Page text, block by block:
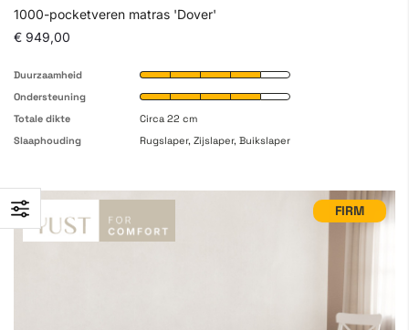
1000-pocketveren matras 'Dover'
€ 949,00
Duurzaamheid
Ondersteuning
Totale dikte
Circa 22 cm
Slaaphouding
Rugslaper, Zijslaper, Buikslaper
FIRM